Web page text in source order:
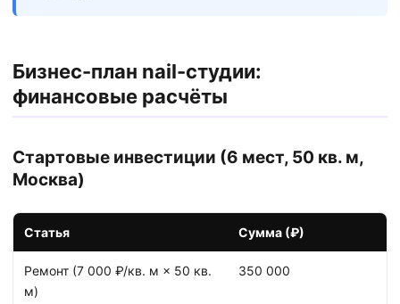
Бизнес-план nail-студии:
финансовые расчёты
Стартовые инвестиции (6 мест, 50 кв. м,
Москва)
Статья Сумма (₽)
Ремонт (7 000 ₽/кв. м × 50 кв.
м)
350 000